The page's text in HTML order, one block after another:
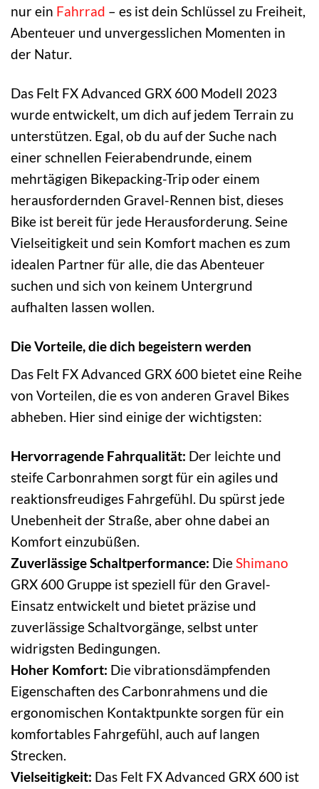
nur ein Fahrrad – es ist dein Schlüssel zu Freiheit,
Abenteuer und unvergesslichen Momenten in
der Natur.
Das Felt FX Advanced GRX 600 Modell 2023
wurde entwickelt, um dich auf jedem Terrain zu
unterstützen. Egal, ob du auf der Suche nach
einer schnellen Feierabendrunde, einem
mehrtägigen Bikepacking-Trip oder einem
herausfordernden Gravel-Rennen bist, dieses
Bike ist bereit für jede Herausforderung. Seine
Vielseitigkeit und sein Komfort machen es zum
idealen Partner für alle, die das Abenteuer
suchen und sich von keinem Untergrund
aufhalten lassen wollen.
Die Vorteile, die dich begeistern werden
Das Felt FX Advanced GRX 600 bietet eine Reihe
von Vorteilen, die es von anderen Gravel Bikes
abheben. Hier sind einige der wichtigsten:
Hervorragende Fahrqualität: Der leichte und
steife Carbonrahmen sorgt für ein agiles und
reaktionsfreudiges Fahrgefühl. Du spürst jede
Unebenheit der Straße, aber ohne dabei an
Komfort einzubüßen.
Zuverlässige Schaltperformance: DieShimano
GRX 600 Gruppe ist speziell für den Gravel-
Einsatz entwickelt und bietet präzise und
zuverlässige Schaltvorgänge, selbst unter
widrigsten Bedingungen.
Hoher Komfort: Die vibrationsdämpfenden
Eigenschaften des Carbonrahmens und die
ergonomischen Kontaktpunkte sorgen für ein
komfortables Fahrgefühl, auch auf langen
Strecken.
Vielseitigkeit: Das Felt FX Advanced GRX 600 ist